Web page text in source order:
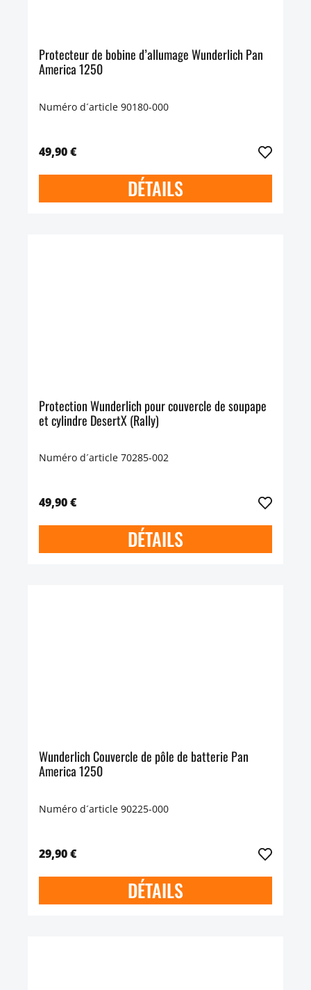
Protecteur de bobine d’allumage Wunderlich Pan
America 1250
Numéro d´article 90180-000
49,90 €
DÉTAILS
Protection Wunderlich pour couvercle de soupape
et cylindre DesertX (Rally)
Numéro d´article 70285-002
49,90 €
DÉTAILS
Wunderlich Couvercle de pôle de batterie Pan
America 1250
Numéro d´article 90225-000
29,90 €
DÉTAILS